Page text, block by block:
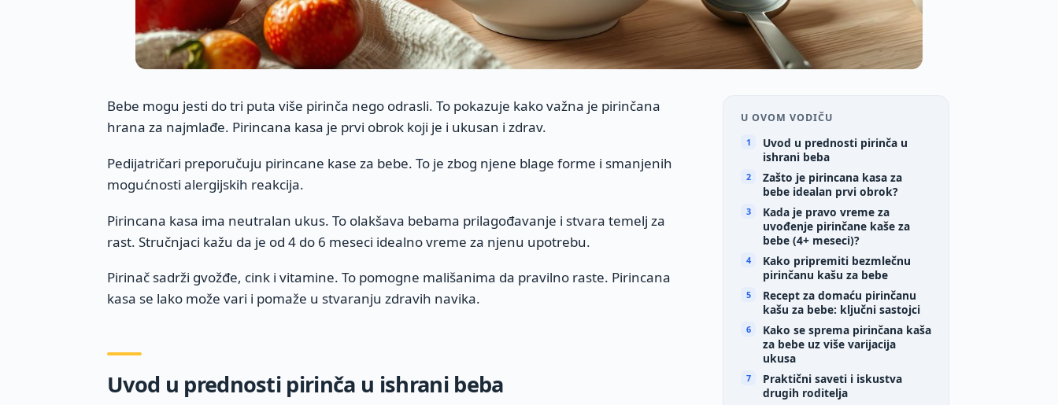
Bebe mogu jesti do tri puta više pirinča nego odrasli. To pokazuje kako važna je pirinčana
hrana za najmlađe. Pirincana kasa je prvi obrok koji je i ukusan i zdrav.
Pedijatričari preporučuju pirincane kase za bebe. To je zbog njene blage forme i smanjenih
mogućnosti alergijskih reakcija.
Pirincana kasa ima neutralan ukus. To olakšava bebama prilagođavanje i stvara temelj za
rast. Stručnjaci kažu da je od 4 do 6 meseci idealno vreme za njenu upotrebu.
Pirinač sadrži gvožđe, cink i vitamine. To pomogne mališanima da pravilno raste. Pirincana
kasa se lako može vari i pomaže u stvaranju zdravih navika.
Uvod u prednosti pirinča u ishrani beba
U OVOM VODIČU
Uvod u prednosti pirinča u
ishrani beba
Zašto je pirincana kasa za
bebe idealan prvi obrok?
Kada je pravo vreme za
uvođenje pirinčane kaše za
bebe (4+ meseci)?
Kako pripremiti bezmlečnu
pirinčanu kašu za bebe
Recept za domaću pirinčanu
kašu za bebe: ključni sastojci
Kako se sprema pirinčana kaša
za bebe uz više varijacija
ukusa
Praktični saveti i iskustva
drugih roditelja